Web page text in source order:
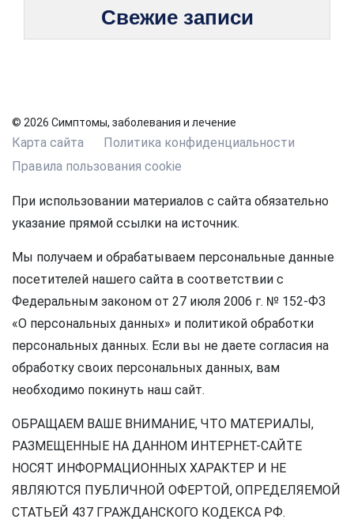
Свежие записи
© 2026 Симптомы, заболевания и лечение
Карта сайта
Политика конфиденциальности
Правила пользования cookie
При использовании материалов с сайта обязательно
указание прямой ссылки на источник.
Мы получаем и обрабатываем персональные данные
посетителей нашего сайта в соответствии с
Федеральным законом от 27 июля 2006 г. № 152-ФЗ
«О персональных данных» и политикой обработки
персональных данных. Если вы не даете согласия на
обработку своих персональных данных, вам
необходимо покинуть наш сайт.
ОБРАЩАЕМ ВАШЕ ВНИМАНИЕ, ЧТО МАТЕРИАЛЫ,
РАЗМЕЩЕННЫЕ НА ДАННОМ ИНТЕРНЕТ-САЙТЕ
НОСЯТ ИНФОРМАЦИОННЫХ ХАРАКТЕР И НЕ
ЯВЛЯЮТСЯ ПУБЛИЧНОЙ ОФЕРТОЙ, ОПРЕДЕЛЯЕМОЙ
СТАТЬЕЙ 437 ГРАЖДАНСКОГО КОДЕКСА РФ.